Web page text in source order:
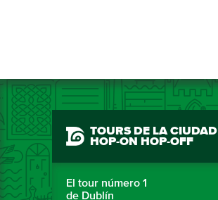
TOURS DE LA CIUDAD
HOP-ON HOP-OFF
El tour número 1
de Dublín